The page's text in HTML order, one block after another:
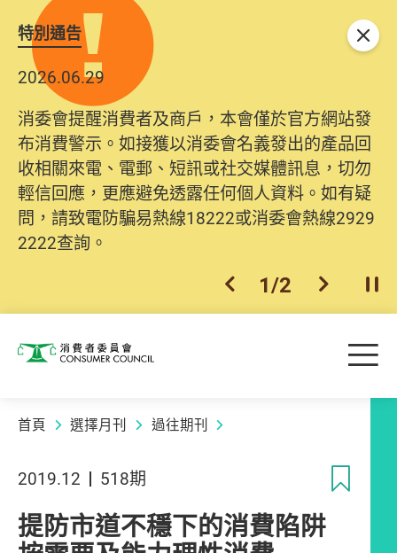
特別通告
2026.06.29
消委會提醒消費者及商戶，本會僅於官方網站發
布消費警示。如接獲以消委會名義發出的產品回
收相關來電、電郵、短訊或社交媒體訊息，切勿
輕信回應，更應避免透露任何個人資料。如有疑
問，請致電防騙易熱線18222或消委會熱線2929
2222查詢。
上一個
1/2 下一個開
關閉
消費者委員會 目
首頁 選擇月刊 過往期刊
2019.12 518期
提防市道不穩下的消費陷阱